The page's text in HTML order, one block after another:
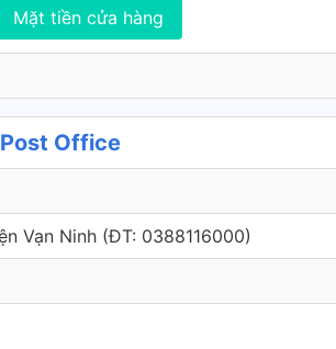
Mặt tiền cửa hàng
Office
Vạn Ninh (ÐT: 0388116000)